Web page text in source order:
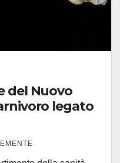
del Nuovo
legato